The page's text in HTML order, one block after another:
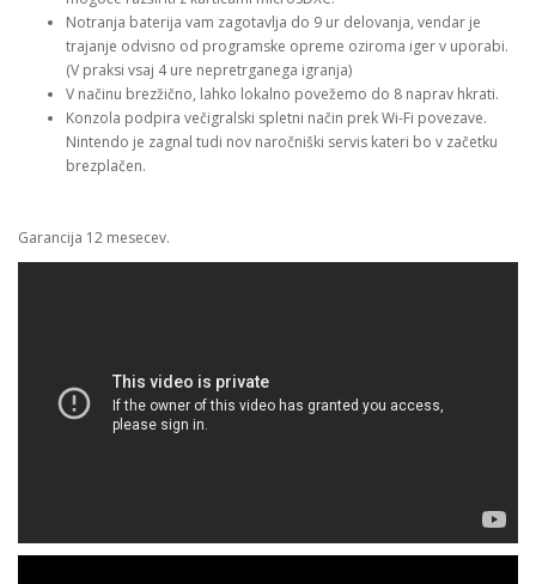
Notranja baterija vam zagotavlja do 9 ur delovanja, vendar je
trajanje odvisno od programske opreme oziroma iger v uporabi.
(V praksi vsaj 4 ure nepretrganega igranja)
V načinu brezžično, lahko lokalno povežemo do 8 naprav hkrati.
Konzola podpira večigralski spletni način prek Wi-Fi povezave.
Nintendo je zagnal tudi nov naročniški servis kateri bo v začetku
brezplačen.
Garancija 12 mesecev.